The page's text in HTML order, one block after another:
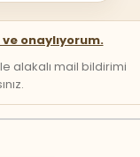
onaylıyorum.
alakalı mail bildirimi